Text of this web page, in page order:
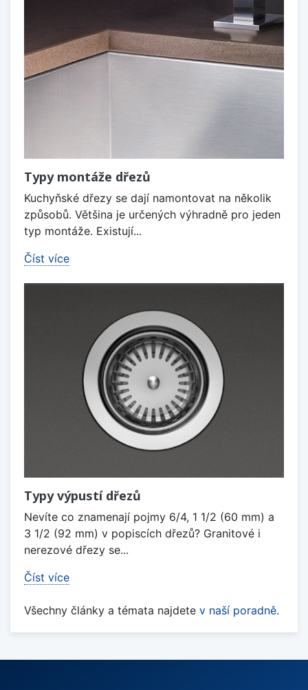
Typy montáže dřezů
Kuchyňské dřezy se dají namontovat na několik
způsobů. Většina je určených výhradně pro jeden
typ montáže. Existují...
Číst více
Typy výpustí dřezů
Nevíte co znamenají pojmy 6/4, 1 1/2 (60 mm) a
3 1/2 (92 mm) v popiscích dřezů? Granitové i
nerezové dřezy se...
Číst více
Všechny články a témata najdete v naší poradně.